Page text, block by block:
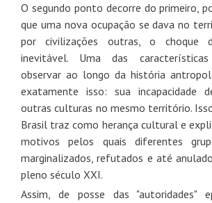
O segundo ponto decorre do primeiro,
que uma nova ocupação se dava no
por civilizações outras, o choque
inevitável. Uma das
observar ao longo da história
exatamente isso: sua incapacidade
outras culturas no mesmo território.
Brasil traz como herança cultural e
motivos pelos quais diferentes
marginalizados, refutados e até
pleno século XXI.
Assim, de posse das "autoridades"